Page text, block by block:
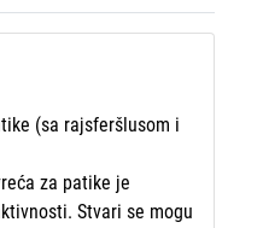
(sa rajsferšlusom i
za patike je
Stvari se mogu